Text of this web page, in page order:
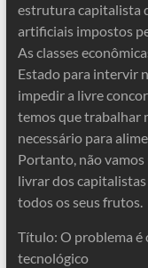
estrutura capitalista
artificiais impostos
As classes
Estado para intervir
impedir a livre
temos que trabalhar
necessário para
Portanto, não
livrar dos capitalistas
todos os seus frutos.
Título: O problema é
tecnológico